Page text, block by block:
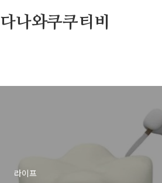
다나와쿠쿠티비
라이프